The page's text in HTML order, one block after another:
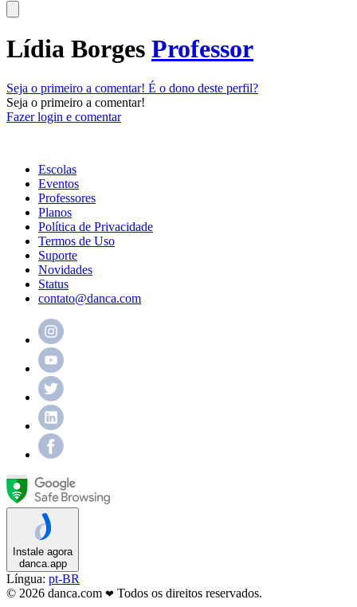
Lídia Borges Professor
Seja o primeiro a comentar! É o dono deste perfil?
Seja o primeiro a comentar!
Fazer login e comentar
Escolas
Eventos
Professores
Planos
Política de Privacidade
Termos de Uso
Suporte
Novidades
Status
contato@danca.com
Instale agora
danca.app
Língua: pt-BR
© 2026 danca.com ❤ Todos os direitos reservados.